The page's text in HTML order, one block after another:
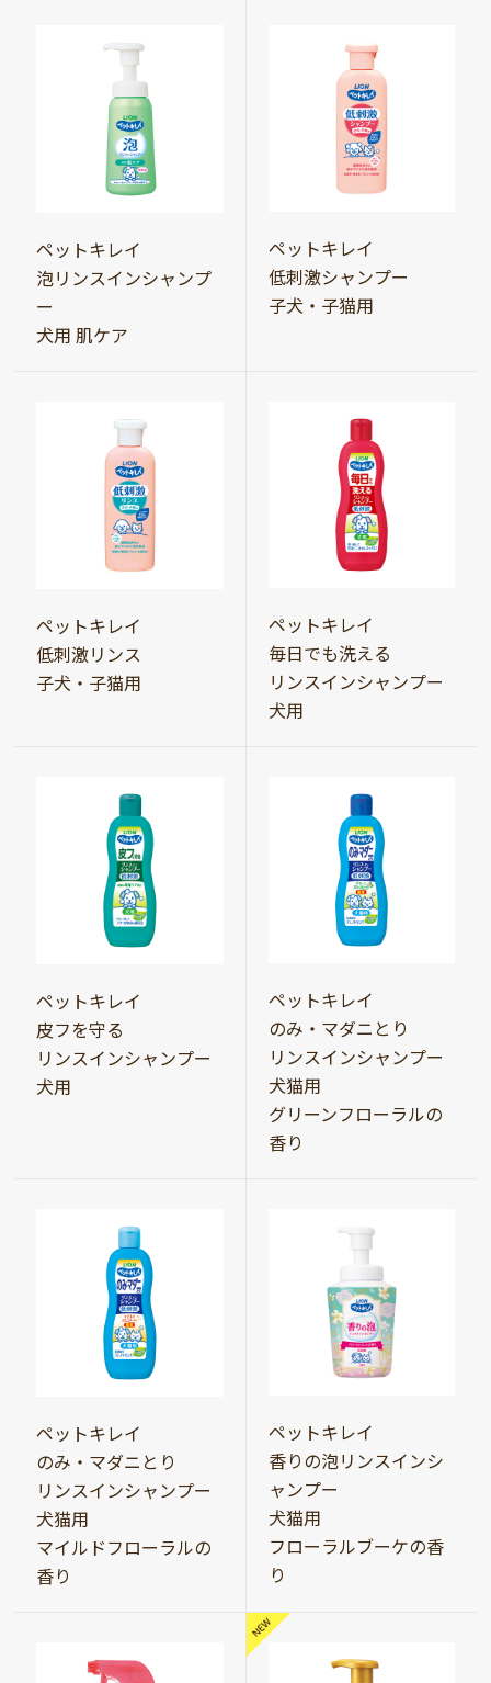
ペットキレイ
泡リンスインシャンプ
ー
犬用 肌ケア
ペットキレイ
低刺激シャンプー
子犬・子猫用
ペットキレイ
低刺激リンス
子犬・子猫用
ペットキレイ
毎日でも洗える
リンスインシャンプー
犬用
ペットキレイ
皮フを守る
リンスインシャンプー
犬用
ペットキレイ
のみ・マダニとり
リンスインシャンプー
犬猫用
グリーンフローラルの
香り
ペットキレイ
のみ・マダニとり
リンスインシャンプー
犬猫用
マイルドフローラルの
香り
ペットキレイ
香りの泡リンスインシ
ャンプー
犬猫用
フローラルブーケの香
り